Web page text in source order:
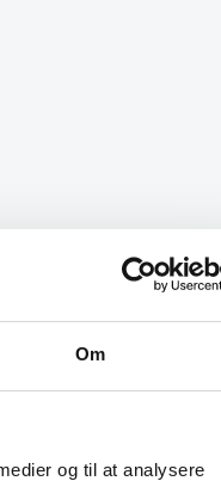
Om
og til at analysere